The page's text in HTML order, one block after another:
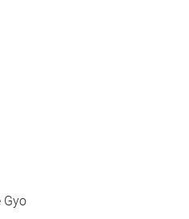
Gyo